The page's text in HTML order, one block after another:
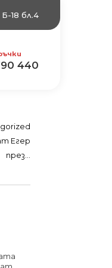
18 бл.4
440
Егер
през…